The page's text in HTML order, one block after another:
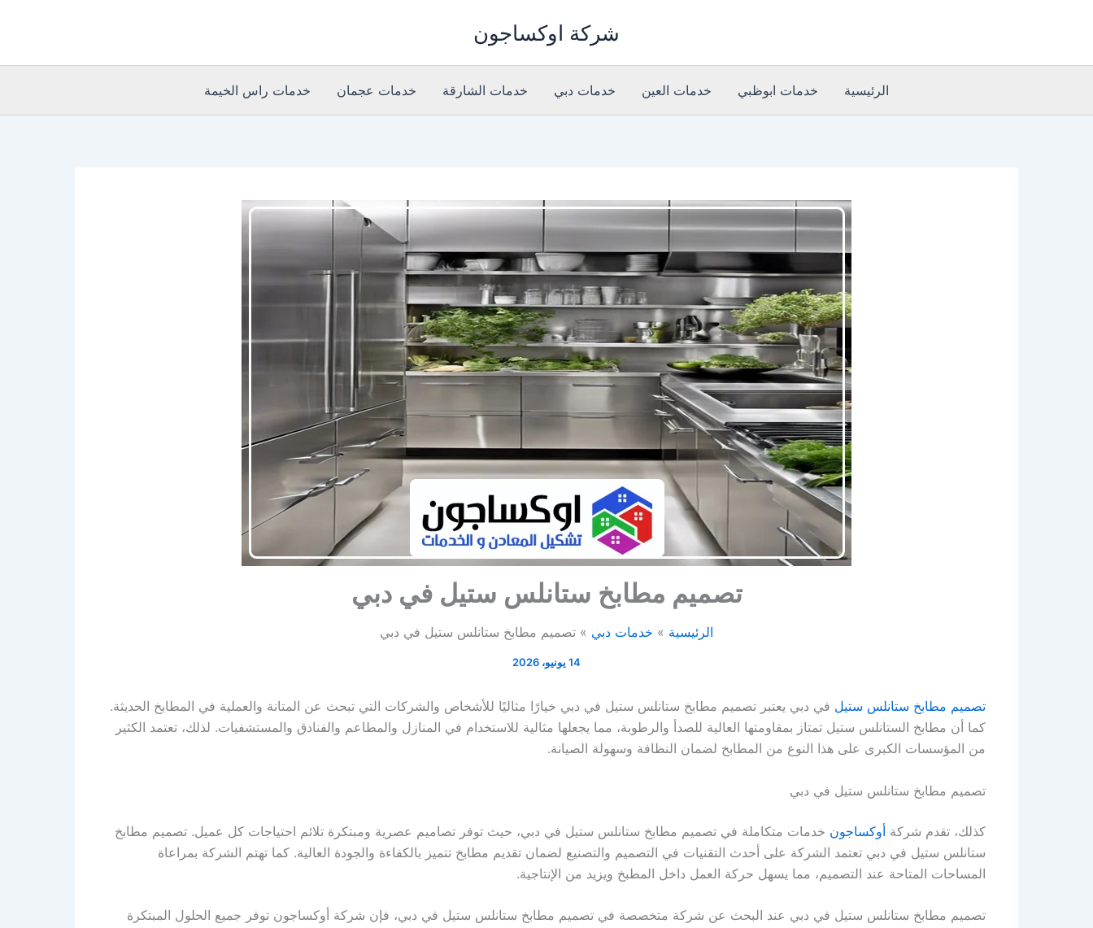
شركة اوكساجون
الرئيسية خدمات ابوظبي خدمات العين خدمات دبي خدمات الشارقة خدمات عجمان خدمات راس الخيمة
تصميم مطابخ ستانلس ستيل في دبي
الرئيسية خدمات دبي تصميم مطابخ ستانلس ستيل في دبي
14 يونيو، 2026
تصميم مطابخ ستانلس ستيل في دبي يعتبر تصميم مطابخ ستانلس ستيل في دبي خيارًا مثاليًا للأشخاص والشركات التي تبحث عن المتانة والعملية في المطابخ الحديثة.
كما أن مطابخ الستانلس ستيل تمتاز بمقاومتها العالية للصدأ والرطوبة، مما يجعلها مثالية للاستخدام في المنازل والمطاعم والفنادق والمستشفيات. لذلك، تعتمد الكثير
من المؤسسات الكبرى على هذا النوع من المطابخ لضمان النظافة وسهولة الصيانة.
تصميم مطابخ ستانلس ستيل في دبي
كذلك، تقدم شركة أوكساجون خدمات متكاملة في تصميم مطابخ ستانلس ستيل في دبي، حيث توفر تصاميم عصرية ومبتكرة تلائم احتياجات كل عميل. تصميم مطابخ
ستانلس ستيل في دبي تعتمد الشركة على أحدث التقنيات في التصميم والتصنيع لضمان تقديم مطابخ تتميز بالكفاءة والجودة العالية. كما تهتم الشركة بمراعاة
المساحات المتاحة عند التصميم، مما يسهل حركة العمل داخل المطبخ ويزيد من الإنتاجية.
تصميم مطابخ ستانلس ستيل في دبي عند البحث عن شركة متخصصة في تصميم مطابخ ستانلس ستيل في دبي، فإن شركة أوكساجون توفر جميع الحلول المبتكرة